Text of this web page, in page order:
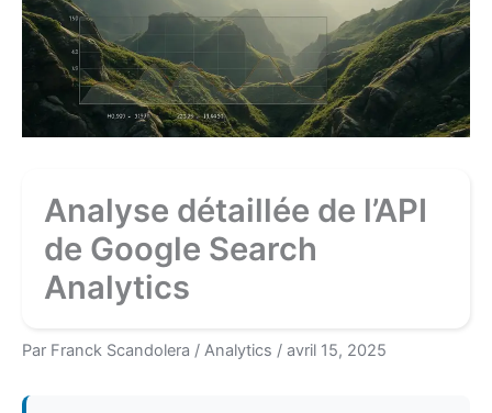
Analyse détaillée de l’API
de Google Search
Analytics
Par Franck Scandolera / Analytics / avril 15, 2025